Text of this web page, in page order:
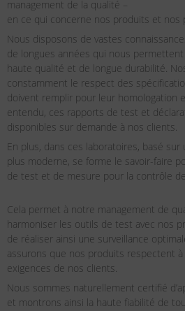
management de la qualité –
en ce qui concerne nos produits et nos
Nous disposons de vastes
de longues années qui nous
haute qualité et de longue durabilité.
constamment le respect des
doivent remplir pour leur homologation
entendu, ces rapports de test et
disponibles sur demande à nos clients.
En plus, dans ces laboratoires, basé
plus moderne, se forme le savoir-faire
de test et de mesure pour la contrôle
Cela permet à notre management de
harmoniser les outils de test avec nos
de réaliser ainsi une surveillance
assurons que nos produits respectent
exigences de nos clients.
Nous sommes naturellement certifié
et montrons ainsi la haute fiabilité de